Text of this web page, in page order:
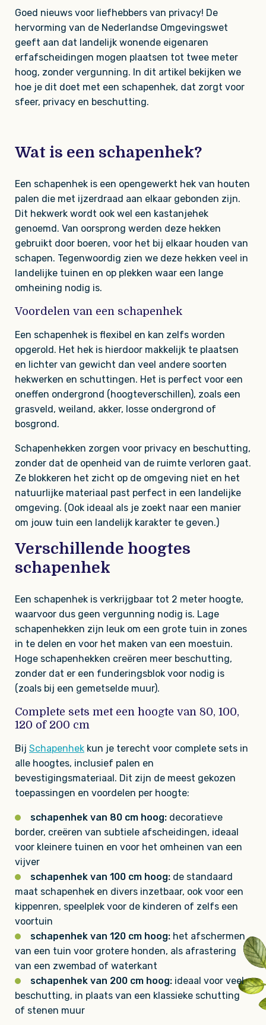
Goed nieuws voor liefhebbers van privacy! De
hervorming van de Nederlandse Omgevingswet
geeft aan dat landelijk wonende eigenaren
erfafscheidingen mogen plaatsen tot twee meter
hoog, zonder vergunning. In dit artikel bekijken we
hoe je dit doet met een schapenhek, dat zorgt voor
sfeer, privacy en beschutting.
Wat is een schapenhek?
Een schapenhek is een opengewerkt hek van houten
palen die met ijzerdraad aan elkaar gebonden zijn.
Dit hekwerk wordt ook wel een kastanjehek
genoemd. Van oorsprong werden deze hekken
gebruikt door boeren, voor het bij elkaar houden van
schapen. Tegenwoordig zien we deze hekken veel in
landelijke tuinen en op plekken waar een lange
omheining nodig is.
Voordelen van een schapenhek
Een schapenhek is flexibel en kan zelfs worden
opgerold. Het hek is hierdoor makkelijk te plaatsen
en lichter van gewicht dan veel andere soorten
hekwerken en schuttingen. Het is perfect voor een
oneffen ondergrond (hoogteverschillen), zoals een
grasveld, weiland, akker, losse ondergrond of
bosgrond.
Schapenhekken zorgen voor privacy en beschutting,
zonder dat de openheid van de ruimte verloren gaat.
Ze blokkeren het zicht op de omgeving niet en het
natuurlijke materiaal past perfect in een landelijke
omgeving. (Ook ideaal als je zoekt naar een manier
om jouw tuin een landelijk karakter te geven.)
Verschillende hoogtes
schapenhek
Een schapenhek is verkrijgbaar tot 2 meter hoogte,
waarvoor dus geen vergunning nodig is. Lage
schapenhekken zijn leuk om een grote tuin in zones
in te delen en voor het maken van een moestuin.
Hoge schapenhekken creëren meer beschutting,
zonder dat er een funderingsblok voor nodig is
(zoals bij een gemetselde muur).
Complete sets met een hoogte van 80, 100,
120 of 200 cm
Bij Schapenhek kun je terecht voor complete sets in
alle hoogtes, inclusief palen en
bevestigingsmateriaal. Dit zijn de meest gekozen
toepassingen en voordelen per hoogte:
schapenhek van 80 cm hoog: decoratieve
border, creëren van subtiele afscheidingen, ideaal
voor kleinere tuinen en voor het omheinen van een
vijver
schapenhek van 100 cm hoog: de standaard
maat schapenhek en divers inzetbaar, ook voor een
kippenren, speelplek voor de kinderen of zelfs een
voortuin
schapenhek van 120 cm hoog: het afschermen
van een tuin voor grotere honden, als afrastering
van een zwembad of waterkant
schapenhek van 200 cm hoog: ideaal voor veel
beschutting, in plaats van een klassieke schutting
of stenen muur